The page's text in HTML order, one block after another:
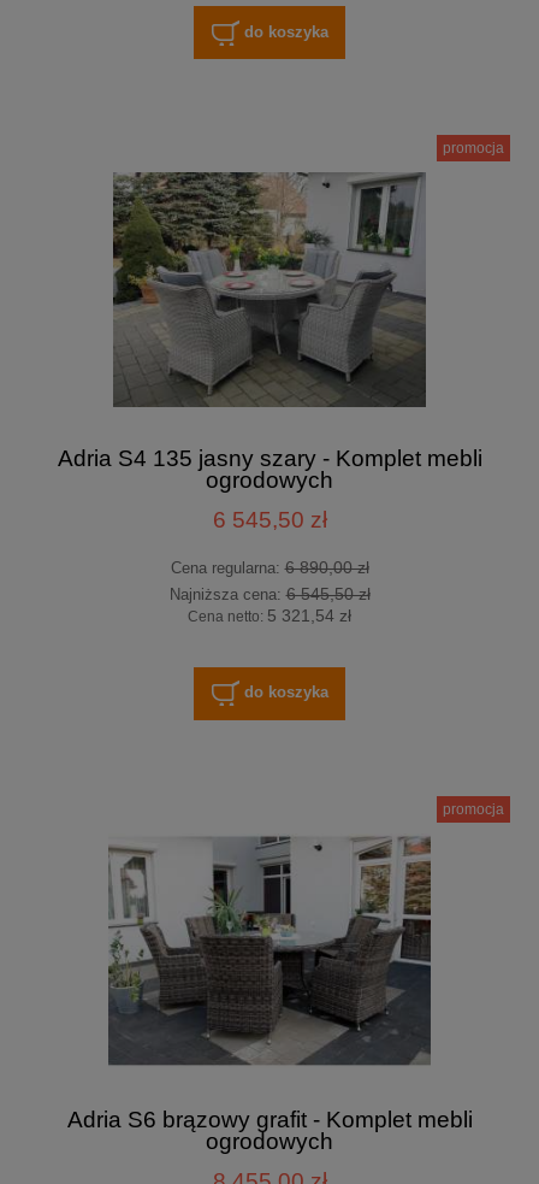
do koszyka
Adria S4 135 jasny szary - Komplet mebli
ogrodowych
6 545,50 zł
Cena regularna:6 890,00 zł
Najniższa cena:6 545,50 zł
Cena netto: 5 321,54 zł
do koszyka
promocja
Adria S6 brązowy grafit - Komplet mebli
ogrodowych
promocja